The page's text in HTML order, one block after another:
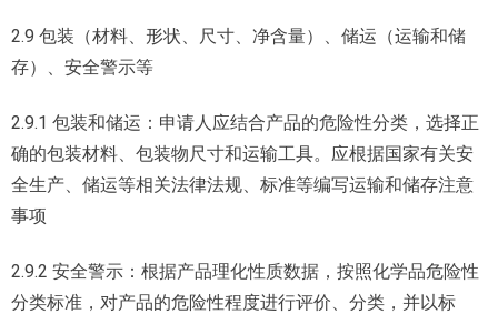
2.9 包装（材料、形状、尺寸、净含量）、储运（运输和储
存）、安全警示等
2.9.1 包装和储运：申请人应结合产品的危险性分类，选择正
确的包装材料、包装物尺寸和运输工具。应根据国家有关安
全生产、储运等相关法律法规、标准等编写运输和储存注意
事项
2.9.2 安全警示：根据产品理化性质数据，按照化学品危险性
分类标准，对产品的危险性程度进行评价、分类，并以标